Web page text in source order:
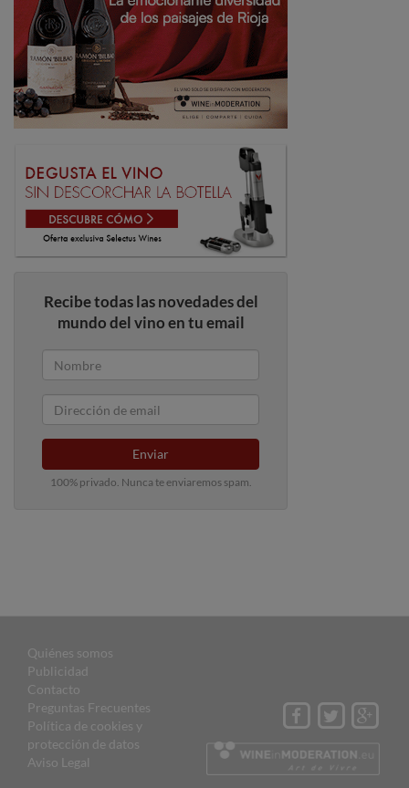
Recibe todas las novedades del
mundo del vino en tu email
Enviar
100% privado. Nunca te enviaremos spam.
Quiénes somos
Publicidad
Contacto
Preguntas Frecuentes
Política de cookies y
protección de datos
Aviso Legal